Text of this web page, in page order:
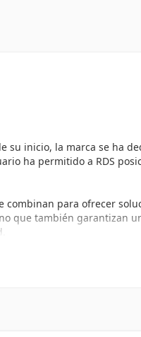
su inicio, la marca se ha
ha permitido a RDS
para ofrecer
que también garantizan